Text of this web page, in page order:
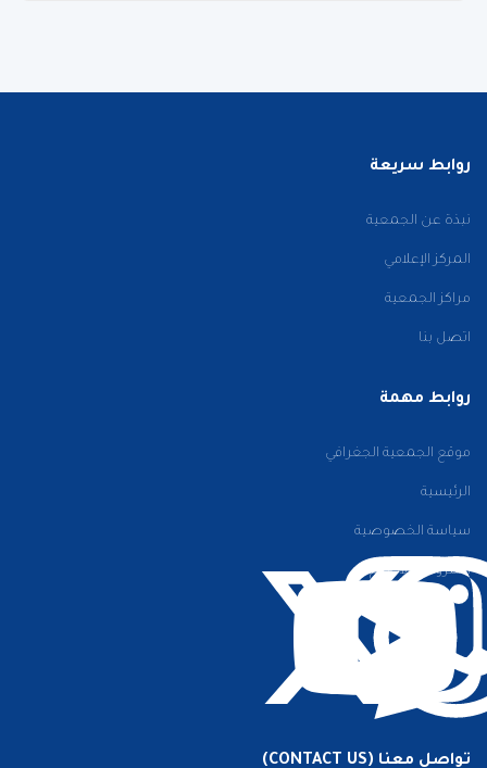
روابط سريعة
نبذة عن الجمعية
المركز الإعلامي
مراكز الجمعية
اتصل بنا
روابط مهمة
موقع الجمعية الجغرافي
الرئيسية
سياسة الخصوصية
الشروط والأحكام
تواصل معنا (CONTACT US)